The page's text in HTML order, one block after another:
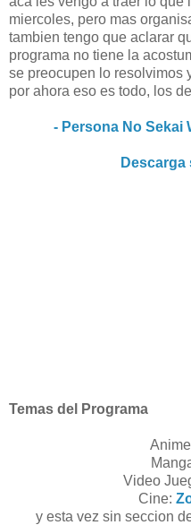
miercoles, pero mas
tambien tengo que aclarar
programa no tiene la
se preocupen lo resolvimos
por ahora eso es todo, los
- Persona No Sekai
Descarga
Temas del Programa
Video
Cine:
y esta vez sin seccion